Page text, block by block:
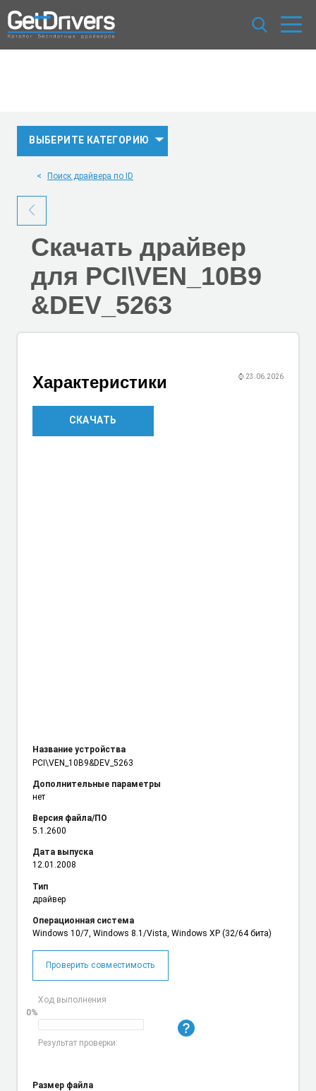
ВЫБЕРИТЕ КАТЕГОРИЮ
Поиск драйвера по ID
Скачать драйвер
для PCI\VEN_10B9
&DEV_5263
⌚ 23.06.2026
Характеристики
Название устройства
PCI\VEN_10B9&DEV_5263
Дополнительные параметры
нет
Версия файла/ПО
5.1.2600
Дата выпуска
12.01.2008
Тип
драйвер
Операционная система
Windows 10/7, Windows 8.1/Vista, Windows XP (32/64 бита)
Проверить совместимость
Ход выполнения
0%
Результат проверки:
Размер файла
СКАЧАТЬ